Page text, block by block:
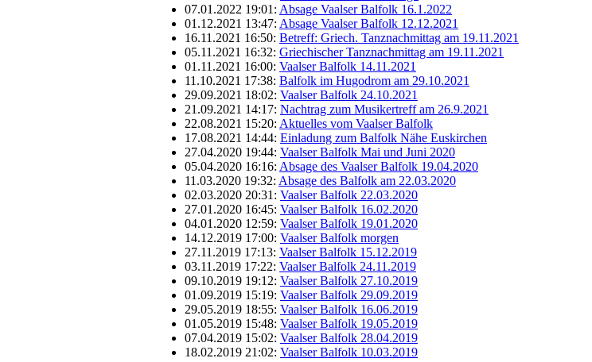
07.01.2022 19:01: Absage Vaalser Balfolk 16.1.2022
01.12.2021 13:47: Absage Vaalser Balfolk 12.12.2021
16.11.2021 16:50: Betreff: Griech. Tanznachmittag am 19.11.2021
05.11.2021 16:32: Griechischer Tanznachmittag am 19.11.2021
01.11.2021 16:00: Vaalser Balfolk 14.11.2021
11.10.2021 17:38: Balfolk im Hugodrom am 29.10.2021
29.09.2021 18:02: Vaalser Balfolk 24.10.2021
21.09.2021 14:17: Nachtrag zum Musikertreff am 26.9.2021
22.08.2021 15:20: Aktuelles vom Vaalser Balfolk
17.08.2021 14:44: Einladung zum Balfolk Nähe Euskirchen
27.04.2020 19:44: Vaalser Balfolk Mai und Juni 2020
05.04.2020 16:16: Absage des Vaalser Balfolk 19.04.2020
11.03.2020 19:32: Absage des Balfolk am 22.03.2020
02.03.2020 20:31: Vaalser Balfolk 22.03.2020
27.01.2020 16:45: Vaalser Balfolk 16.02.2020
04.01.2020 12:59: Vaalser Balfolk 19.01.2020
14.12.2019 17:00: Vaalser Balfolk morgen
27.11.2019 17:13: Vaalser Balfolk 15.12.2019
03.11.2019 17:22: Vaalser Balfolk 24.11.2019
09.10.2019 19:12: Vaalser Balfolk 27.10.2019
01.09.2019 15:19: Vaalser Balfolk 29.09.2019
29.05.2019 18:55: Vaalser Balfolk 16.06.2019
01.05.2019 15:48: Vaalser Balfolk 19.05.2019
07.04.2019 15:02: Vaalser Balfolk 28.04.2019
18.02.2019 21:02: Vaalser Balfolk 10.03.2019